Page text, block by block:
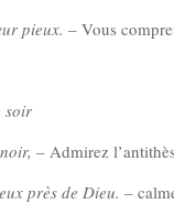
pieux. – Vous
soir
– Admirez
près de Dieu. –